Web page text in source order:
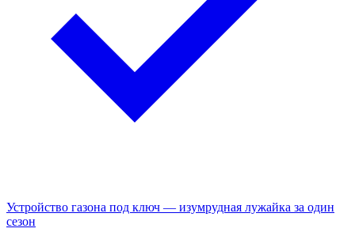
Устройство газона под ключ — изумрудная лужайка за один
сезон